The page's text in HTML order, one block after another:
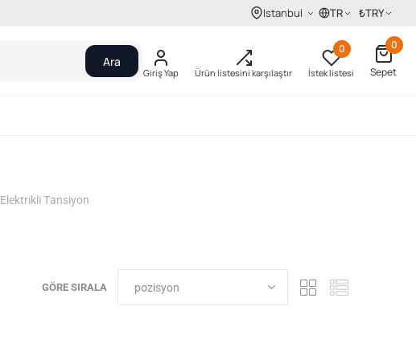
Istanbul TR ₺TRY
Ara
Giriş Yap Ürün listesini karşılaştır İstek listesi
0
0
Sepet
Еlektrikli Тansiyon
GÖRE SIRALA